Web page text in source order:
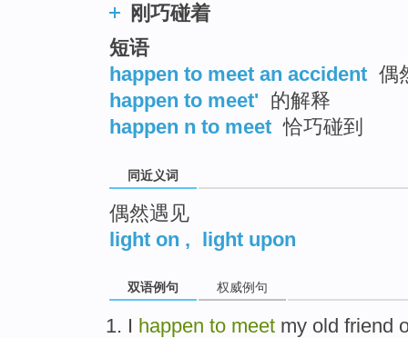
刚巧碰着
短语
happen to meet an accident 偶
happen to meet' 的解释
happen n to meet 恰巧碰到
同近义词
偶然遇见
light on , light upon
双语例句 权威例句
I happen to meet my old friend